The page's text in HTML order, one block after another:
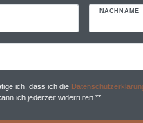
NACHNAME
ich, dass ich die
ich jederzeit widerrufen.**